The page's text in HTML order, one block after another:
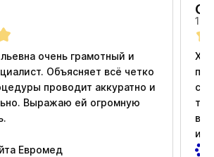
очень грамотный и
Объясняет всё четко
проводит аккуратно и
Выражаю ей огромную
Евромед
и